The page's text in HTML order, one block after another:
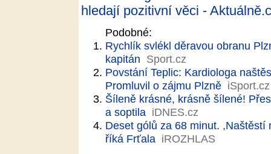
hledají pozitivní věci -
Podobné:
Rychlík svlékl děravou obranu
kapitán Sport.cz
Povstání Teplic: Kardiologa
Promluvil o zájmu Plzně iSport.cz
Šíleně krásné, krásně šílené!
a soptila iDNES.cz
Deset gólů za 68 minut.
říká Frťala iROZHLAS